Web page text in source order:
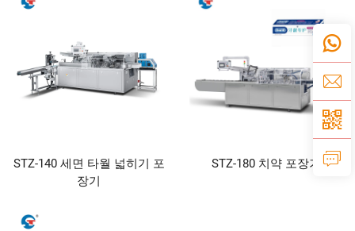
STZ-140 세면 타월 넓히기 포
장기
STZ-180 치약 포장기